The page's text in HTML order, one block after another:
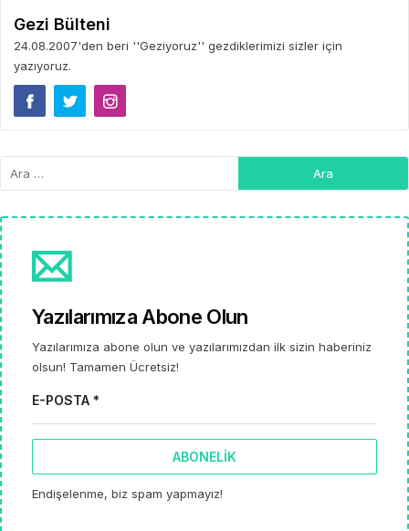
Gezi Bülteni
24.08.2007'den beri ''Geziyoruz'' gezdiklerimizi sizler için
yazıyoruz.
Yazılarımıza Abone Olun
Yazılarımıza abone olun ve yazılarımızdan ilk sizin haberiniz
olsun! Tamamen Ücretsiz!
E-POSTA *
ABONELIK
Endişelenme, biz spam yapmayız!